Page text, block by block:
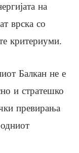
на
врска со
критериуми.
Балкан не е
и стратешко
превирања